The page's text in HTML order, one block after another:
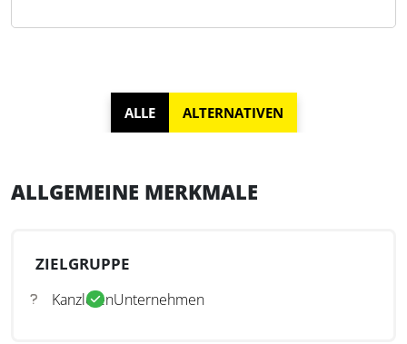
ALLGEMEINE MERKMALE
ZIELGRUPPE
KanzleienUnternehmen